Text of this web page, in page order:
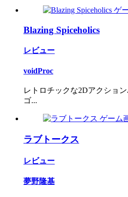
Blazing Spiceholics
レビュー
voidProc
レトロチックな2Dアクショ
ゴ...
ラブトークス
レビュー
夢野隆基